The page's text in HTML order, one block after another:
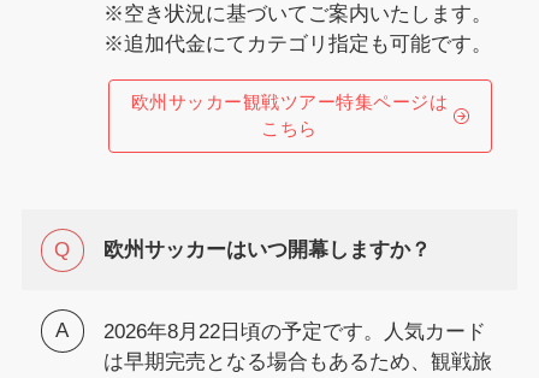
※空き状況に基づいてご案内いたします。
※追加代金にてカテゴリ指定も可能です。
欧州サッカー観戦ツアー特集ページは
こちら
欧州サッカーはいつ開幕しますか？
2026年8月22日頃の予定です。人気カード
は早期完売となる場合もあるため、観戦旅